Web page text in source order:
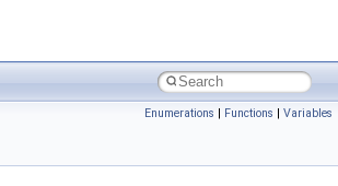
Enumerations | Functions | Variables